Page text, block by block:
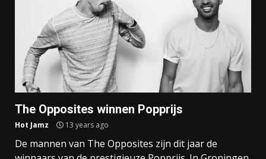
The Opposites winnen Popprijs
Hot Jamz 13 years ago
De mannen van The Opposites zijn dit jaar de